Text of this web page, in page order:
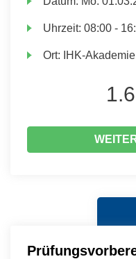
Uhrzeit:08:00 -
Ort: IHK-